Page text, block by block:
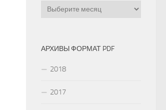
Архивы
АРХИВЫ ФОРМАТ PDF
2018
2017